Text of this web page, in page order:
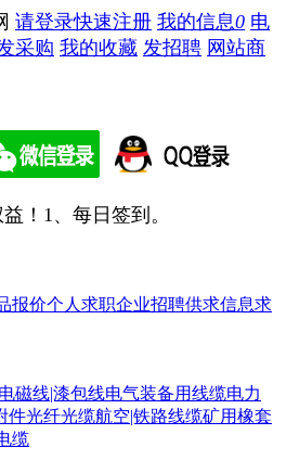
请登录快速注册 我的信息0 电
采购 我的收藏 发招聘 网站商
！ 1、每日签到。
报价个人求职企业招聘供求信息求
电磁线|漆包线电气装备用线缆电力
件光纤光缆航空|铁路线缆矿用橡套
缆